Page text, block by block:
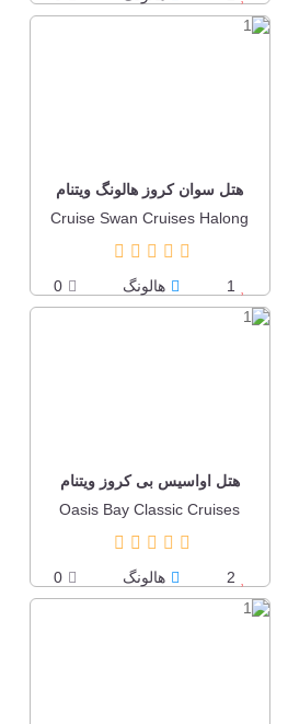
هتل سوان کروز هالونگ ویتنام
Cruise Swan Cruises Halong
1 هالونگ 0
هتل اواسیس بی کروز ویتنام
Oasis Bay Classic Cruises
2 هالونگ 0